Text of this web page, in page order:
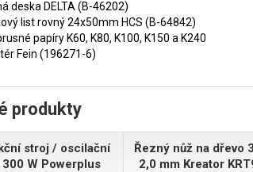
deska DELTA (B-46202)
list rovný 24x50mm HCS (B-64842)
papíry K60, K80, K100, K150 a K240
Fein (196271-6)
produkty
stroj / oscilační
W Powerplus
Řezný nůž na dřevo
2,0 mm Kreator